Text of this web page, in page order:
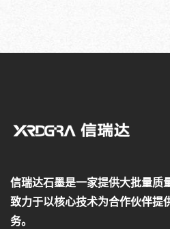
信瑞达石墨是一家提供大批量质
致力于以核心技术为合作伙伴提
务。